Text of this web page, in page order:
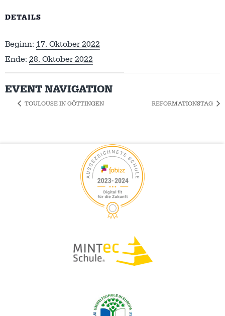
DETAILS
Beginn: 17. Oktober 2022
Ende: 28. Oktober 2022
EVENT NAVIGATION
TOULOUSE IN GÖTTINGEN REFORMATIONSTAG